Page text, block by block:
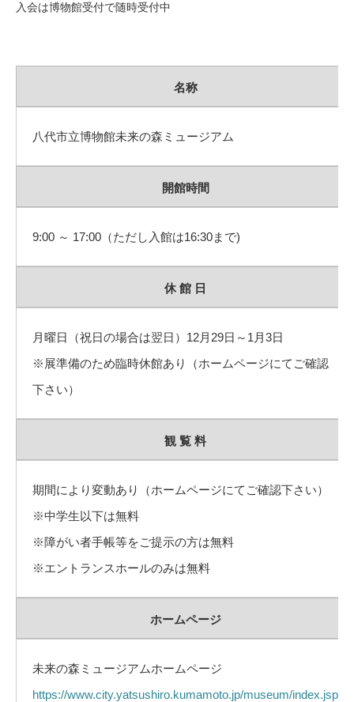
入会は博物館受付で随時受付中
名称
八代市立博物館未来の森ミュージアム
開館時間
9:00 ～ 17:00（ただし入館は16:30まで)
休 館 日
月曜日（祝日の場合は翌日）12月29日～1月3日
※展準備のため臨時休館あり（ホームページにてご確認
下さい）
観 覧 料
期間により変動あり（ホームページにてご確認下さい）
※中学生以下は無料
※障がい者手帳等をご提示の方は無料
※エントランスホールのみは無料
ホームページ
未来の森ミュージアムホームページ
https://www.city.yatsushiro.kumamoto.jp/museum/index.jsp